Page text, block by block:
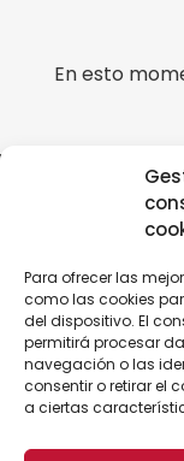
Para ofrecer las
como las cookies
del dispositivo. El
permitirá procesar
navegación o las
consentir o retirar el
a ciertas
En esto
ESTUDIA CON
LA ESCUELA